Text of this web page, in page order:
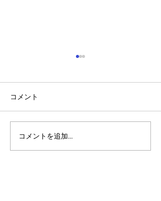
アルゴランドのポスト量
子暗号（PQC）ロードマ
コメント
コメントを追加…